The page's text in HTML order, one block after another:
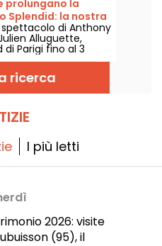
prolungano la
Splendid: la nostra
di Anthony
Alluguette,
Parigi fino al 3
recensione.
ricerca
I più letti
2026: visite
(95), il